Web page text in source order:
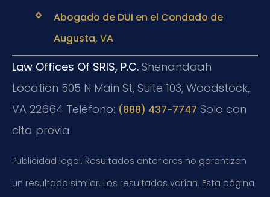
Abogado de DUI en el Condado de
Augusta, VA
Law Offices Of SRIS, P.C. Shenandoah
Location 505 N Main St, Suite 103, Woodstock,
VA 22664 Teléfono: (888) 437-7747 Solo con
cita previa.
Publicidad legal. Resultados anteriores no garantizan
un resultado similar. Los resultados varían. Esta página